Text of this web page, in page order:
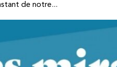
de notre...